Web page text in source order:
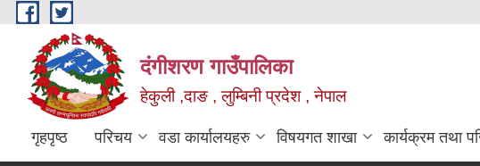
Skip to main content
दंगीशरण गाउँपालिका
हेकुली ,दाङ , लुम्बिनी प्रदेश , नेपाल
गृहपृष्ठ परिचय वडा कार्यालयहरु विषयगत शाखा कार्यक्रम तथा